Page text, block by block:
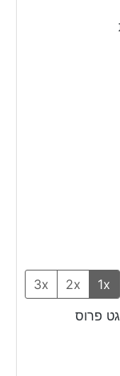
1x
2x
3x